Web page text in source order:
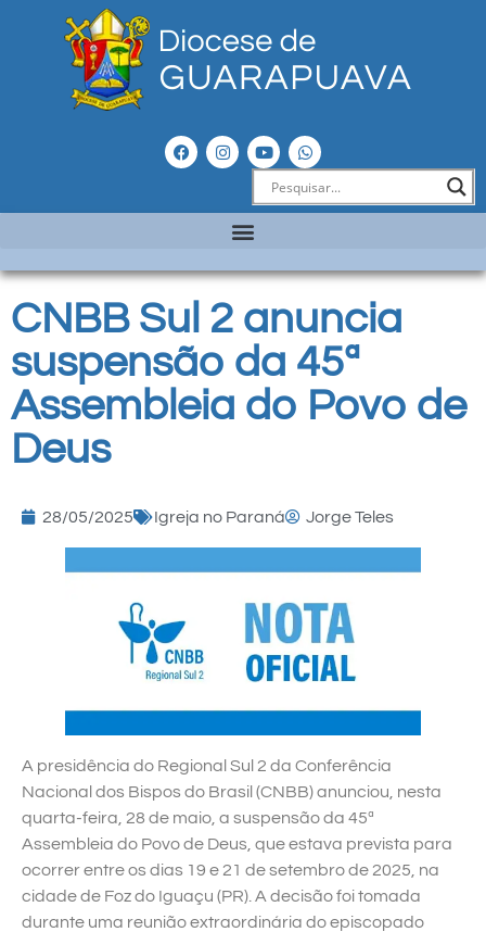
CNBB Sul 2 anuncia
suspensão da 45ª
Assembleia do Povo de
Deus
28/05/2025 Igreja no Paraná Jorge Teles
A presidência do Regional Sul 2 da Conferência
Nacional dos Bispos do Brasil (CNBB) anunciou, nesta
quarta-feira, 28 de maio, a suspensão da 45ª
Assembleia do Povo de Deus, que estava prevista para
ocorrer entre os dias 19 e 21 de setembro de 2025, na
cidade de Foz do Iguaçu (PR). A decisão foi tomada
durante uma reunião extraordinária do episcopado